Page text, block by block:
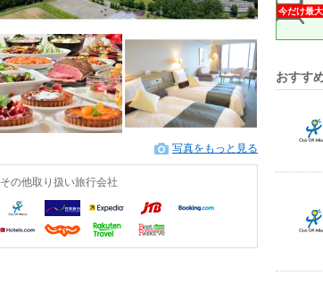
写真をもっと見る
その他取り扱い旅行会社
今だけ最
おすす